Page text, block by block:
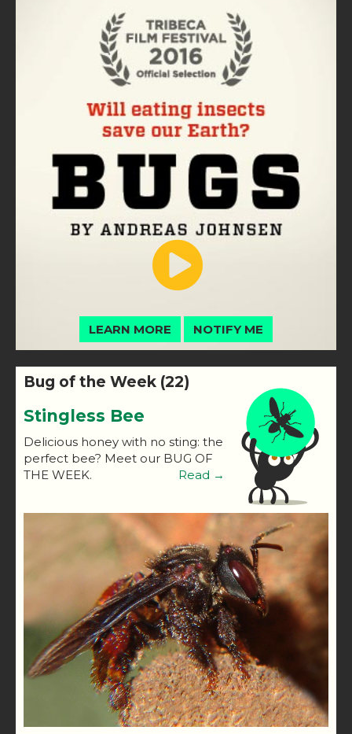
LEARN MORE NOTIFY ME
Bug of the Week (22)
Stingless Bee
Delicious honey with no sting: the
perfect bee? Meet our BUG OF
THE WEEK.
Read →